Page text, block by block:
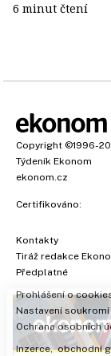
6 minut čtení
Copyright ©1996-
Týdeník Ekonom
ekonom.cz
Certifikováno:
Kontakty
Tiráž redakce
Předplatné
Prohlášení o
Nastavení soukromí
Ochrana osobních
Inzerce, obchodní